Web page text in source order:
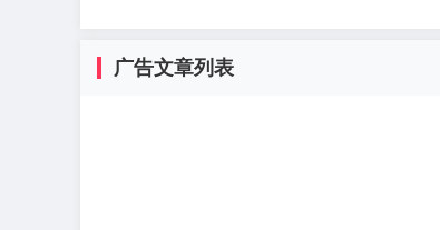
广告文章列表